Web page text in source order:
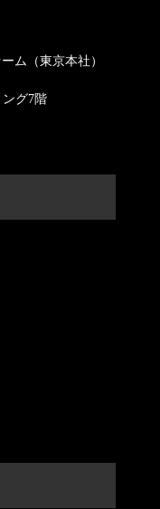
ム（東京本社）
グ7階